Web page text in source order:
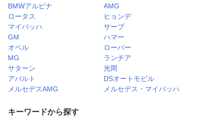
BMWアルピナ
AMG
ロータス
ヒョンデ
マイバッハ
サーブ
GM
ハマー
オペル
ローバー
MG
ランチア
サターン
光岡
アバルト
DSオートモビル
メルセデスAMG
メルセデス・マイバッハ
キーワードから探す